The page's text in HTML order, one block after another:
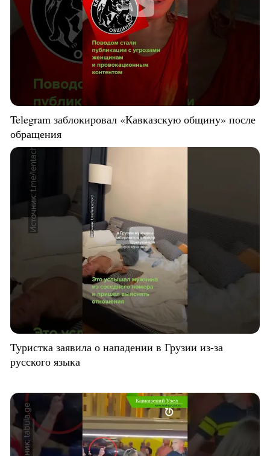
Telegram заблокировал «Кавказскую общину» после
обращения
Туристка заявила о нападении в Грузии из-за
русского языка